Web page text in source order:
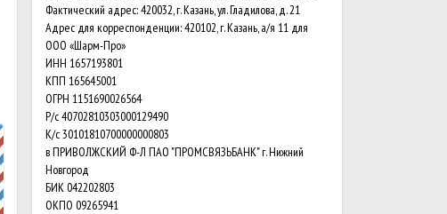
Фактический адрес: 420032, г. Казань, ул. Гладилова, д. 21
Адрес для корреспонденции: 420102, г. Казань, а/я 11 для
ООО «Шарм-Про»
ИНН 1657193801
КПП 165645001
ОГРН 1151690026564
Р/с 40702810303000129490
К/с 30101810700000000803
в ПРИВОЛЖСКИЙ Ф-Л ПАО "ПРОМСВЯЗЬБАНК" г. Нижний
Новгород
БИК 042202803
ОКПО 09265941